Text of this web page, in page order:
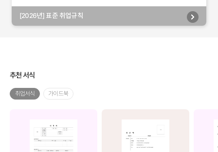
[2026년] 표준 취업규칙
추천 서식
취업서식 가이드북